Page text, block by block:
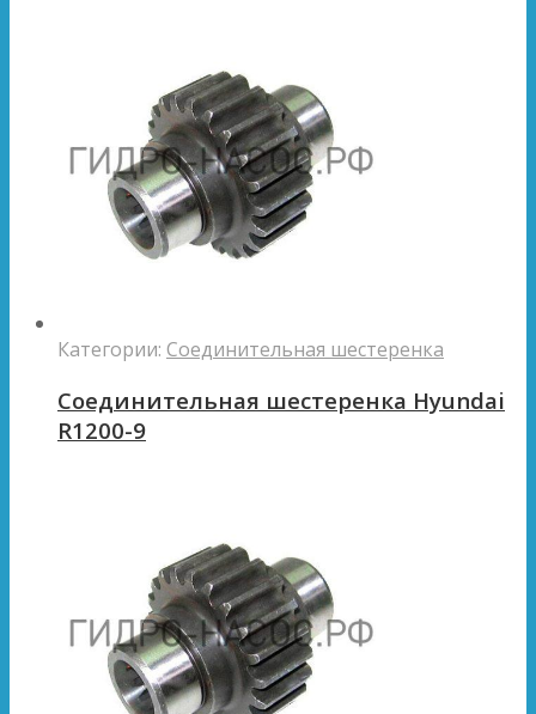
Категории: Соединительная шестеренка
Соединительная шестеренка Hyundai
R1200-9